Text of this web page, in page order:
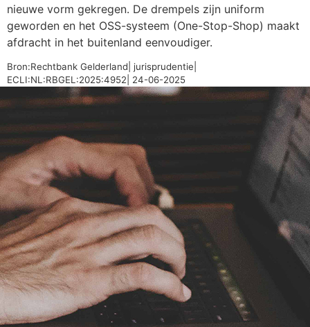
nieuwe vorm gekregen. De drempels zijn uniform
geworden en het OSS-systeem (One-Stop-Shop) maakt
afdracht in het buitenland eenvoudiger.
Bron:Rechtbank Gelderland| jurisprudentie|
ECLI:NL:RBGEL:2025:4952| 24-06-2025